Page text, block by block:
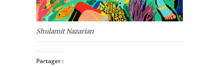
Shulamit Nazarian
Partager :